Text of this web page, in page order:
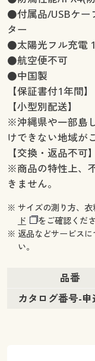
●付属品/USBケー
ター
●太陽光フル充電
●航空便不可
●中国製
【保証書付1年間】
【小型別配送】
※沖縄県や一部島
けできない地域が
【交換・返品不可】
※商品の特性上、
きません。
※ サイズの測り方、衣
ド
をご確認くださ
※ 返品などサービスに
い。
品番
カタログ番号-申